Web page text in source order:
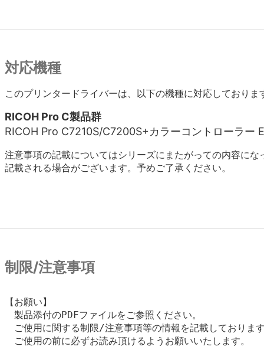
対応機種
このプリンタードライバーは、以下の機種に対応しておりま
RICOH Pro C製品群
RICOH Pro C7210S/C7200S+カラーコントローラー
注意事項の記載についてはシリーズにまたがっての内容に
記載される場合がございます。予めご了承ください。
制限/注意事項
【お願い】
製品添付のPDFファイルをご参照ください。
ご使用に関する制限/注意事項等の情報を記載しておりま
ご使用の前に必ずお読み頂けるようお願いいたします。